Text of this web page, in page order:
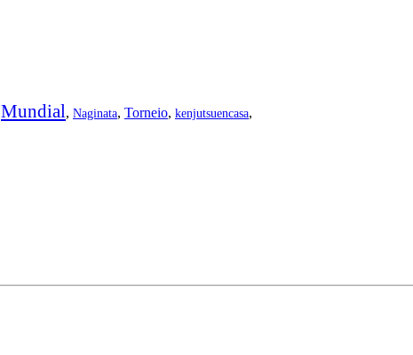
Mundial, Naginata, Torneio, kenjutsuencasa,